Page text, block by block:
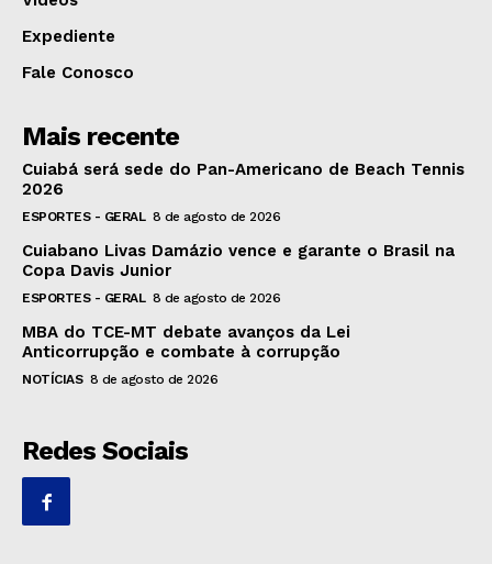
Expediente
Fale Conosco
Mais recente
Cuiabá será sede do Pan-Americano de Beach Tennis
2026
ESPORTES - GERAL 8 de agosto de 2026
Cuiabano Livas Damázio vence e garante o Brasil na
Copa Davis Junior
ESPORTES - GERAL 8 de agosto de 2026
MBA do TCE-MT debate avanços da Lei
Anticorrupção e combate à corrupção
NOTÍCIAS 8 de agosto de 2026
Redes Sociais